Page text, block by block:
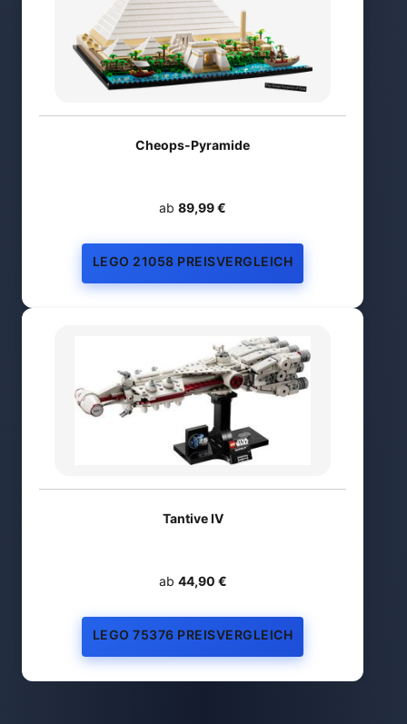
Cheops-Pyramide
ab 89,99 €
LEGO 21058 PREISVERGLEICH
Tantive IV
ab 44,90 €
LEGO 75376 PREISVERGLEICH